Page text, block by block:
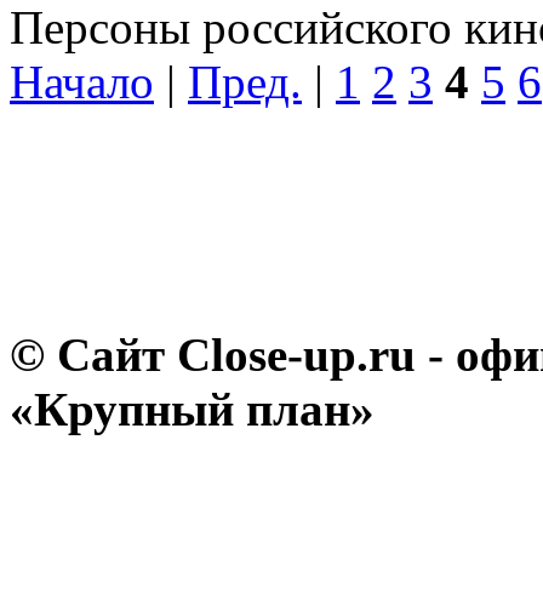
Персоны российского
Начало | Пред. | 1 2 3 4 5 6
© Сайт Close-up.ru -
«Крупный план»